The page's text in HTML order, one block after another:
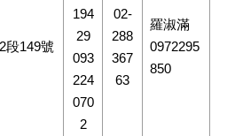
段149號
194
29
093
224
070
2
02-
288
367
63
羅淑滿
0972295
850